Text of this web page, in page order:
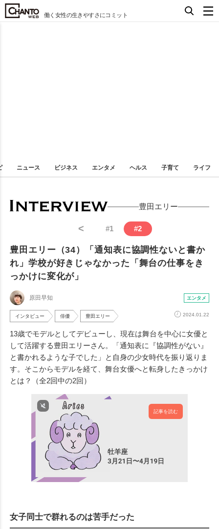
働く女性の生きやすさにコミット
ニュース ビジネス エンタメ ヘルス 子育て ライフ
豊田エリー
< #1 #2
豊田エリー（34）「通知表に協調性ないと書か
れ」学校が好きじゃなかった「舞台の仕事をき
っかけに変化が」
原田早知 エンタメ
インタビュー 俳優 豊田エリー 2024.01.22
13歳でモデルとしてデビューし、現在は舞台を中心に女優と
して活躍する豊田エリーさん。「通知表に『協調性がない』
と書かれるような子でした」と自身の少女時代を振り返りま
す。そこからモデルを経て、舞台女優へと転身したきっかけ
とは？（全2回中の2回）
記事を読む
女子同士で群れるのは苦手だった